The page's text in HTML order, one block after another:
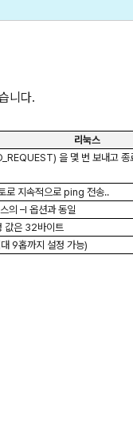
니다.
리눅스
을 몇 번 보내고
로 지속적으로 ping전송..
의–I옵션과 동일
값은 32바이트
9홉까지 설정 가능)